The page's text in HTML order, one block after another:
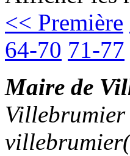
<< Première
64-70 71-77
Maire de